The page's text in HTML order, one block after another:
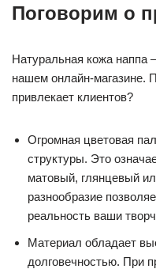
Поговорим о
Натуральная кожа наппа
нашем онлайн-магазине.
привлекает клиентов?
Огромная цветовая
структуры. Это
матовый, глянцевый
разнообразие
реальность ваши
Материал обладает
долговечностью. При